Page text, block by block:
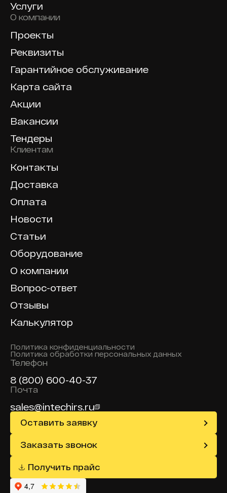
Услуги
О компании
Проекты
Реквизиты
Гарантийное обслуживание
Карта сайта
Акции
Вакансии
Тендеры
Клиентам
Контакты
Доставка
Оплата
Новости
Статьи
Оборудование
О компании
Вопрос-ответ
Отзывы
Калькулятор
Политика конфиденциальности
Политика обработки персональных данных
Телефон
8 (800) 600-40-37
Почта
sales@intechirs.ru
Оставить заявку
Заказать звонок
Получить прайс